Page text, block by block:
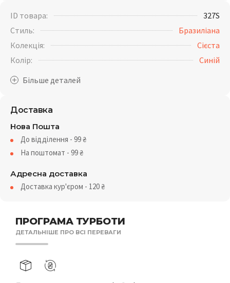
ПРОГРАМА ТУРБОТИ
ДЕТАЛЬНІШЕ ПРО ВСІ ПЕРЕВАГИ
ID товара:
327S
Стиль:
Бразиліана
Колекція:
Сієста
Колір:
Синій
Доставка
Нова Пошта
До відділення - 99₴
На поштомат - 99₴
Адресна доставка
Доставка кур'єром - 120₴